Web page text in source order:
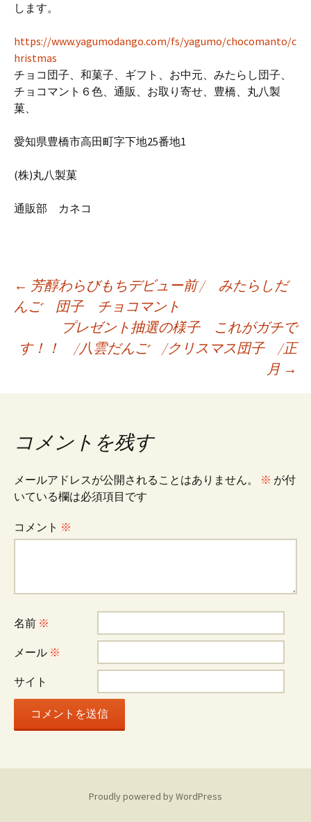
します。
https://www.yagumodango.com/fs/yagumo/chocomanto/c
hristmas
チョコ団子、和菓子、ギフト、お中元、みたらし団子、
チョコマント６色、通販、お取り寄せ、豊橋、丸八製
菓、
愛知県豊橋市高田町字下地25番地1
(株)丸八製菓
通販部 カネコ
投
稿
ナ
ゲ
ー
ョ
ン
← 芳醇わらびもちデビュー前 / みたらしだ
んご 団子 チョコマント
プレゼント抽選の様子 これがガチで
す！！ /八雲だんご /クリスマス団子 /正
月 →
コメントを残す
メールアドレスが公開されることはありません。 ※ が付
いている欄は必須項目です
コメント ※
名前 ※
メール ※
サイト
Proudly powered by WordPress